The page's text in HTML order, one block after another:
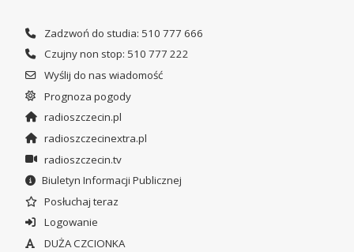
Zadzwoń do studia: 510 777 666
Czujny non stop: 510 777 222
Wyślij do nas wiadomość
Prognoza pogody
radioszczecin.pl
radioszczecinextra.pl
radioszczecin.tv
Biuletyn Informacji Publicznej
Posłuchaj teraz
Logowanie
DUŻA CZCIONKA